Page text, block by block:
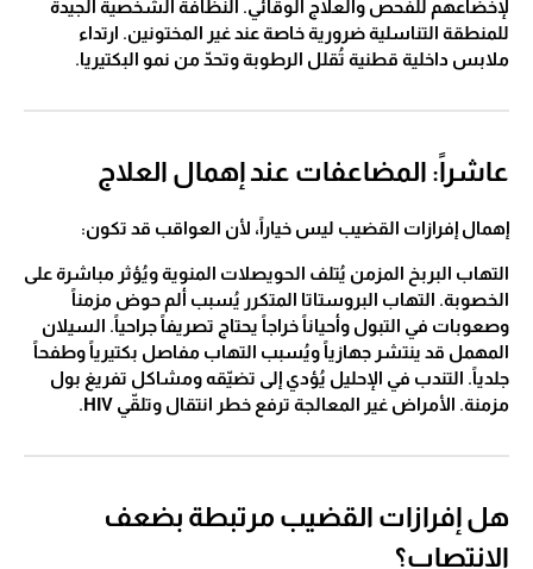
لإخضاعهم للفحص والعلاج الوقائي. النظافة الشخصية الجيدة
للمنطقة التناسلية ضرورية خاصة عند غير المختونين. ارتداء
ملابس داخلية قطنية تُقلل الرطوبة وتحدّ من نمو البكتيريا.
عاشراً: المضاعفات عند إهمال العلاج
إهمال إفرازات القضيب ليس خياراً، لأن العواقب قد تكون:
التهاب البربخ المزمن يُتلف الحويصلات المنوية ويُؤثر مباشرة على
الخصوبة. التهاب البروستاتا المتكرر يُسبب ألم حوض مزمناً
وصعوبات في التبول وأحياناً خراجاً يحتاج تصريفاً جراحياً. السيلان
المهمل قد ينتشر جهازياً ويُسبب التهاب مفاصل بكتيرياً وطفحاً
جلدياً. التندب في الإحليل يُؤدي إلى تضيّقه ومشاكل تفريغ بول
مزمنة. الأمراض غير المعالجة ترفع خطر انتقال وتلقّي HIV.
هل إفرازات القضيب مرتبطة بضعف
الانتصاب؟